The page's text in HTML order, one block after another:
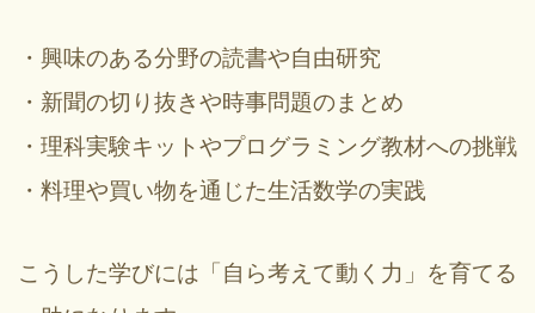
・興味のある分野の読書や自由研究
・新聞の切り抜きや時事問題のまとめ
・理科実験キットやプログラミング教材への挑戦
・料理や買い物を通じた生活数学の実践
こうした学びには「自ら考えて動く力」を育てる